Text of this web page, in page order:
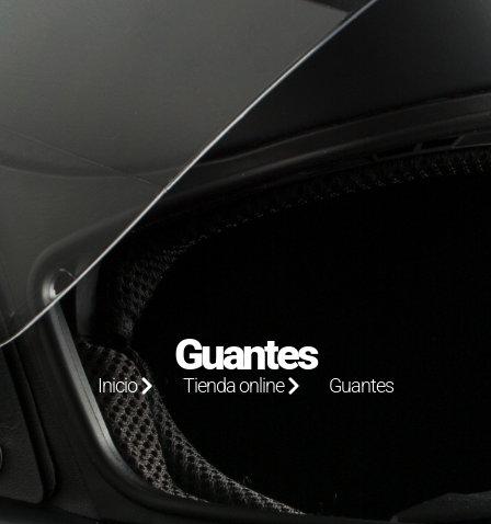
Guantes
Inicio Tienda online Guantes